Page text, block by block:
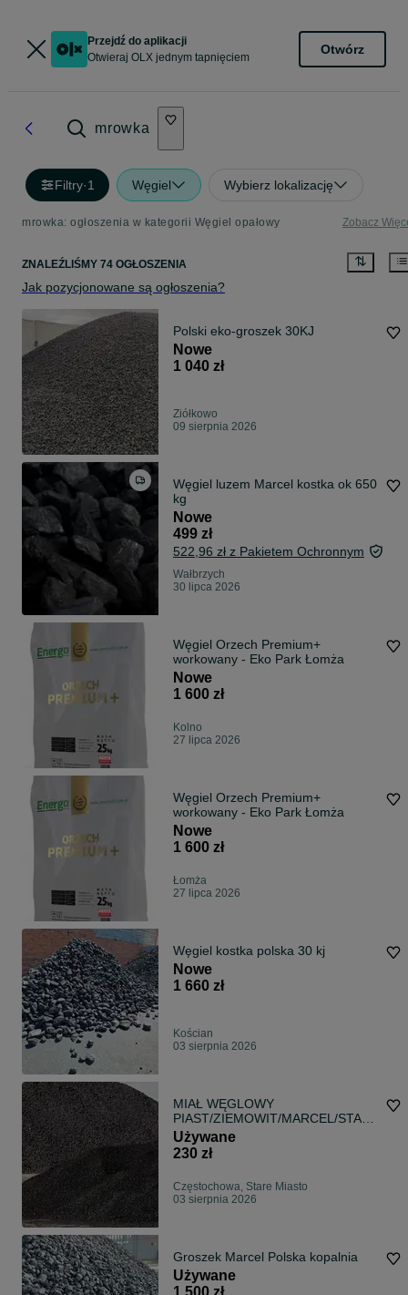
Przejdź do aplikacji
Otwieraj OLX jednym tapnięciem
Otwórz
mrowka
Filtry·1 Węgiel Wybierz lokalizację
mrowka: ogłoszenia w kategorii Węgiel opałowy Zobacz
ZNALEŹLIŚMY 74 OGŁOSZENIA
Jak pozycjonowane są ogłoszenia?
Polski eko-groszek 30KJ
Nowe
1 040 zł
Ziółkowo
09 sierpnia 2026
Węgiel luzem Marcel kostka ok 650
kg
Nowe
499 zł
522,96 zł z Pakietem Ochronnym
Wałbrzych
30 lipca 2026
Węgiel Orzech Premium+
workowany - Eko Park Łomża
Nowe
1 600 zł
Kolno
27 lipca 2026
Węgiel Orzech Premium+
workowany - Eko Park Łomża
Nowe
1 600 zł
Łomża
27 lipca 2026
Węgiel kostka polska 30 kj
Nowe
1 660 zł
Kościan
03 sierpnia 2026
MIAŁ WĘGLOWY
PIAST/ZIEMOWIT/MARCEL/STASZ
IC/SILESIA OFERTA HURTOWA !
Używane
230 zł
Częstochowa, Stare Miasto
03 sierpnia 2026
Groszek Marcel Polska kopalnia
Używane